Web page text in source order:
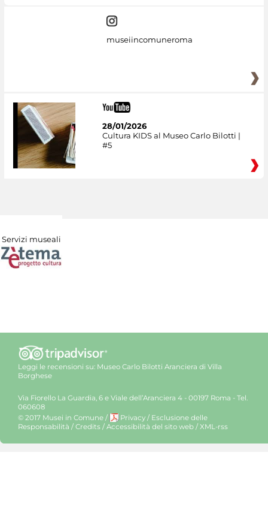
museiincomuneroma
28/01/2026
Cultura KIDS al Museo Carlo Bilotti |
#5
Servizi museali
Leggi le recensioni su: Museo Carlo Bilotti Aranciera di Villa
Borghese
Via Fiorello La Guardia, 6 e Viale dell’Aranciera 4 - 00197 Roma - Tel.
060608
© 2017 Musei in Comune / Privacy / Esclusione delle
Responsabilità / Credits / Accessibilità del sito web / XML-rss